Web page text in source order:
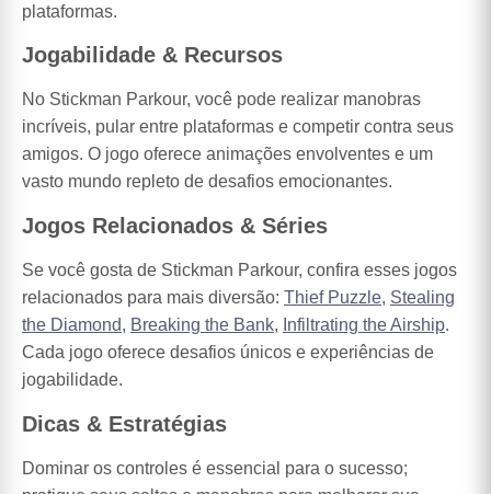
plataformas.
Jogabilidade & Recursos
No Stickman Parkour, você pode realizar manobras
incríveis, pular entre plataformas e competir contra seus
amigos. O jogo oferece animações envolventes e um
vasto mundo repleto de desafios emocionantes.
Jogos Relacionados & Séries
Se você gosta de Stickman Parkour, confira esses jogos
relacionados para mais diversão: Thief Puzzle, Stealing
the Diamond, Breaking the Bank, Infiltrating the Airship.
Cada jogo oferece desafios únicos e experiências de
jogabilidade.
Dicas & Estratégias
Dominar os controles é essencial para o sucesso;